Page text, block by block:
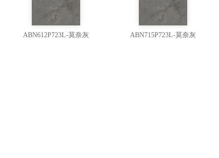
ABN612P723L-莫奈灰 ABN715P723L-莫奈灰